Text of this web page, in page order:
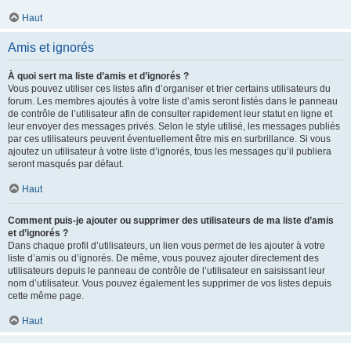
Haut
Amis et ignorés
À quoi sert ma liste d’amis et d’ignorés ?
Vous pouvez utiliser ces listes afin d’organiser et trier certains utilisateurs du
forum. Les membres ajoutés à votre liste d’amis seront listés dans le panneau
de contrôle de l’utilisateur afin de consulter rapidement leur statut en ligne et
leur envoyer des messages privés. Selon le style utilisé, les messages publiés
par ces utilisateurs peuvent éventuellement être mis en surbrillance. Si vous
ajoutez un utilisateur à votre liste d’ignorés, tous les messages qu’il publiera
seront masqués par défaut.
Haut
Comment puis-je ajouter ou supprimer des utilisateurs de ma liste d’amis
et d’ignorés ?
Dans chaque profil d’utilisateurs, un lien vous permet de les ajouter à votre
liste d’amis ou d’ignorés. De même, vous pouvez ajouter directement des
utilisateurs depuis le panneau de contrôle de l’utilisateur en saisissant leur
nom d’utilisateur. Vous pouvez également les supprimer de vos listes depuis
cette même page.
Haut